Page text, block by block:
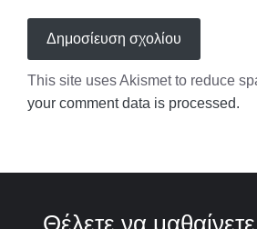
This site uses Akismet to reduce
your comment data is processed.
Θέλετε να